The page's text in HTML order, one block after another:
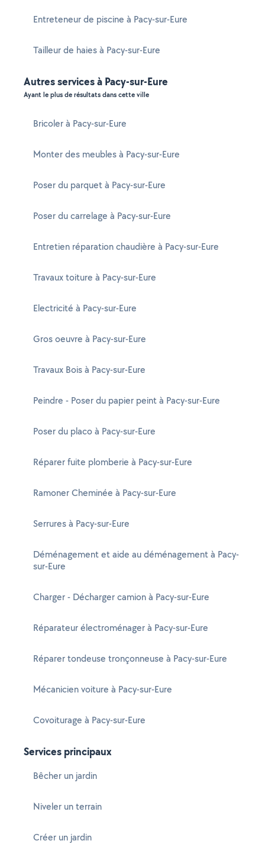
Entreteneur de piscine à Pacy-sur-Eure
Tailleur de haies à Pacy-sur-Eure
Autres services à Pacy-sur-Eure
Ayant le plus de résultats dans cette ville
Bricoler à Pacy-sur-Eure
Monter des meubles à Pacy-sur-Eure
Poser du parquet à Pacy-sur-Eure
Poser du carrelage à Pacy-sur-Eure
Entretien réparation chaudière à Pacy-sur-Eure
Travaux toiture à Pacy-sur-Eure
Electricité à Pacy-sur-Eure
Gros oeuvre à Pacy-sur-Eure
Travaux Bois à Pacy-sur-Eure
Peindre - Poser du papier peint à Pacy-sur-Eure
Poser du placo à Pacy-sur-Eure
Réparer fuite plomberie à Pacy-sur-Eure
Ramoner Cheminée à Pacy-sur-Eure
Serrures à Pacy-sur-Eure
Déménagement et aide au déménagement à Pacy-
sur-Eure
Charger - Décharger camion à Pacy-sur-Eure
Réparateur électroménager à Pacy-sur-Eure
Réparer tondeuse tronçonneuse à Pacy-sur-Eure
Mécanicien voiture à Pacy-sur-Eure
Covoiturage à Pacy-sur-Eure
Services principaux
Bêcher un jardin
Niveler un terrain
Créer un jardin